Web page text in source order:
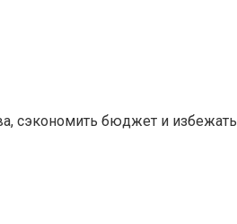
сэкономить бюджет и